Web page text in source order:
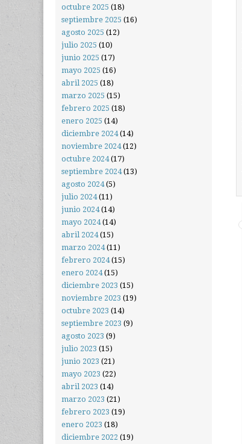
octubre 2025 (18)
septiembre 2025 (16)
agosto 2025 (12)
julio 2025 (10)
junio 2025 (17)
mayo 2025 (16)
abril 2025 (18)
marzo 2025 (15)
febrero 2025 (18)
enero 2025 (14)
diciembre 2024(14)
noviembre 2024(12)
octubre 2024(17)
septiembre 2024(13)
agosto 2024(5)
julio 2024(11)
junio 2024(14)
mayo 2024(14)
abril 2024(15)
marzo 2024(11)
febrero 2024(15)
enero 2024(15)
diciembre 2023 (15)
noviembre 2023 (19)
octubre 2023 (14)
septiembre 2023 (9)
agosto 2023 (9)
julio 2023 (15)
junio 2023 (21)
mayo 2023 (22)
abril 2023 (14)
marzo 2023 (21)
febrero 2023 (19)
enero 2023 (18)
diciembre 2022 (19)